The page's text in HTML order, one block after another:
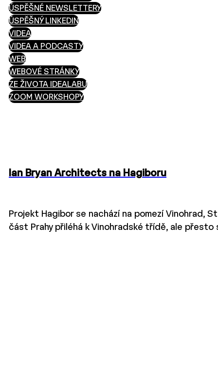
ÚSPĚŠNÉ NEWSLETTERY
ÚSPĚŠNÝ LINKEDIN
VIDEA
VIDEA A PODCASTY
WEB
WEBOVÉ STRÁNKY
ZE ŽIVOTA IDEALABU
ZOOM WORKSHOPY
Ian Bryan Architects na Hagiboru
Projekt Hagibor se nachází na pomezí Vinohrad,
část Prahy přiléhá k Vinohradské třídě, ale přesto